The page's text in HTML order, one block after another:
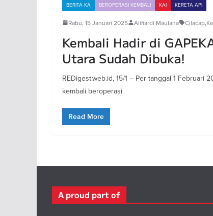
BERITA KA BEROPERASI KEMBALI KAI KERETA API
Rabu, 15 Januari 2025 Alifiardi Maulana Cilacap,
Kembali Hadir di
Utara Sudah Dibuka!
REDigest.web.id, 15/1 – Per tanggal 1 Februari
kembali beroperasi
Read More
A proud part of